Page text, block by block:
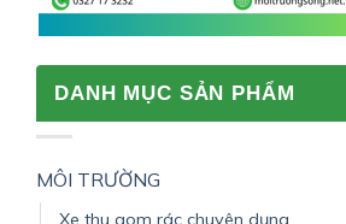
DANH MỤC SẢN PHẨM
MÔI TRƯỜNG
Xe thu gom rác chuyên dụng